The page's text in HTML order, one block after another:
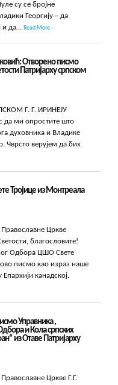
су се бројне
Георгију – да
и да…Read More ›
Отворено писмо
Патријарху српском
Г. Г. ИРИНЕЈУ
ми опростите што
духовника и Владике
Чврсто верујем да бих
Тројице из Монтреала
Православне Цркве
благословите!
Одбора ЦШО Свете
писмо као израз наше
канадској.
Управника ,
и Кола српских
из Отаве Патријарху
Цркве Г.Г.